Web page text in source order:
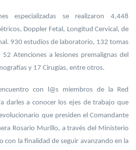
especializadas se realizaron 4,448
Doppler Fetal, Longitud Cervical, de
930 estudios de laboratorio, 132 tomas
Atenciones a lesiones premalignas del
y 17 Cirugías, entre otros.
con l@s miembros de la Red
darles a conocer los ejes de trabajo que
que presiden el Comandante
Rosario Murillo, a través del Ministerio
con la finalidad de seguir avanzando en la